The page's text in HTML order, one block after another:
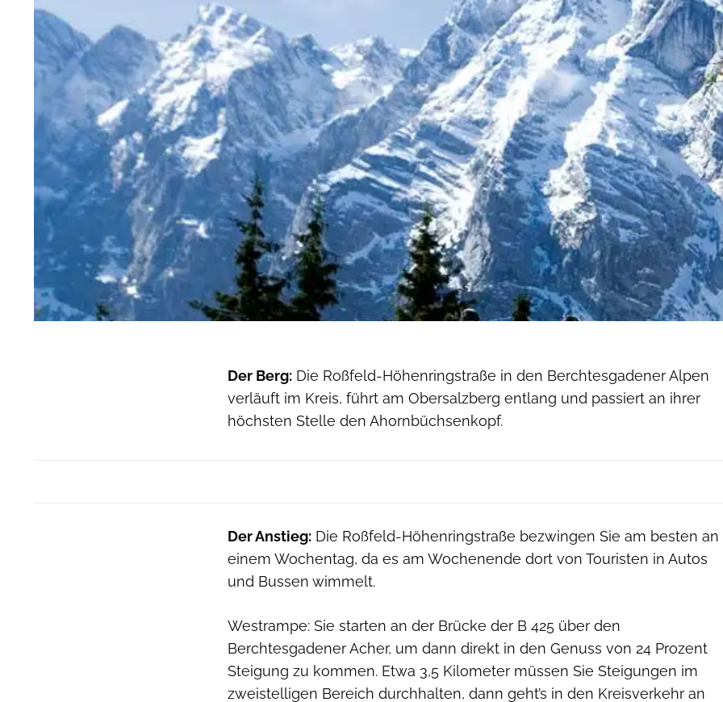
RoadBIKE
Der Berg: Die Roßfeld-Höhenringstraße in den Berchtesgadener Alpen
verläuft im Kreis, führt am Obersalzberg entlang und passiert an ihrer
höchsten Stelle den Ahornbüchsenkopf.
Der Anstieg: Die Roßfeld-Höhenringstraße bezwingen Sie am besten an
einem Wochentag, da es am Wochenende dort von Touristen in Autos
und Bussen wimmelt.
Westrampe: Sie starten an der Brücke der B 425 über den
Berchtesgadener Acher, um dann direkt in den Genuss von 24 Prozent
Steigung zu kommen. Etwa 3,5 Kilometer müssen Sie Steigungen im
zweistelligen Bereich durchhalten, dann geht’s in den Kreisverkehr an